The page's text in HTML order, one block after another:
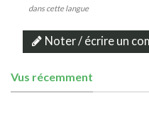
dans cette langue
Noter / écrire un
Vus récemment